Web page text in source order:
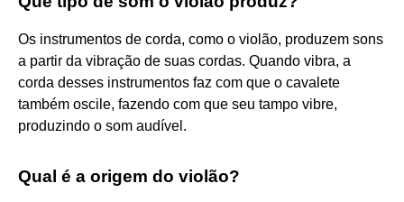
Os instrumentos de corda, como o violão, produzem sons
a partir da vibração de suas cordas. Quando vibra, a
corda desses instrumentos faz com que o cavalete
também oscile, fazendo com que seu tampo vibre,
produzindo o som audível.
Qual é a origem do violão?